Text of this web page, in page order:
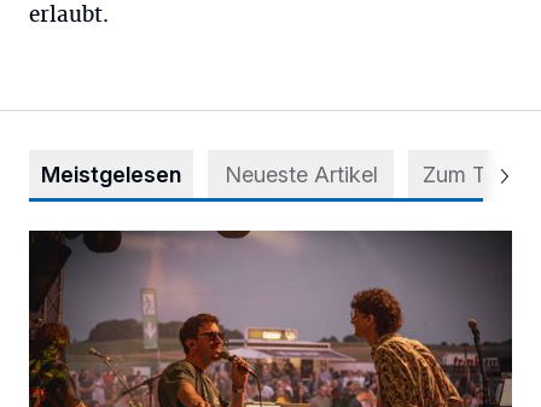
erlaubt.
Meistgelesen Neueste Artikel Zum Thema
Mehr als nur ein Festival